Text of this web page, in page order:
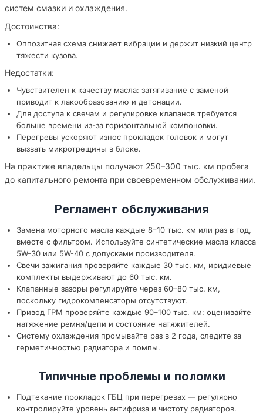
систем смазки и охлаждения.
Достоинства:
Оппозитная схема снижает вибрации и держит низкий центр
тяжести кузова.
Недостатки:
Чувствителен к качеству масла: затягивание с заменой
приводит к лакообразованию и детонации.
Для доступа к свечам и регулировке клапанов требуется
больше времени из-за горизонтальной компоновки.
Перегревы ускоряют износ прокладок головок и могут
вызвать микротрещины в блоке.
На практике владельцы получают 250–300 тыс. км пробега
до капитального ремонта при своевременном обслуживании.
Регламент обслуживания
Замена моторного масла каждые 8–10 тыс. км или раз в год,
вместе с фильтром. Используйте синтетические масла класса
5W-30 или 5W-40 с допусками производителя.
Свечи зажигания проверяйте каждые 30 тыс. км, иридиевые
комплекты выдерживают до 60 тыс. км.
Клапанные зазоры регулируйте через 60–80 тыс. км,
поскольку гидрокомпенсаторы отсутствуют.
Привод ГРМ проверяйте каждые 90–100 тыс. км: оценивайте
натяжение ремня/цепи и состояние натяжителей.
Систему охлаждения промывайте раз в 2 года, следите за
герметичностью радиатора и помпы.
Типичные проблемы и поломки
Подтекание прокладок ГБЦ при перегревах — регулярно
контролируйте уровень антифриза и чистоту радиаторов.